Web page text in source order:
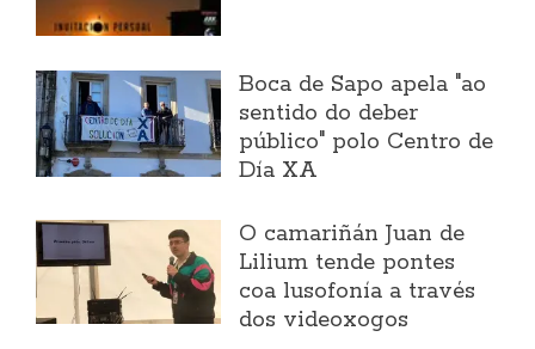
Boca de Sapo apela "ao
sentido do deber
público" polo Centro de
Día XA
O camariñán Juan de
Lilium tende pontes
coa lusofonía a través
dos videoxogos